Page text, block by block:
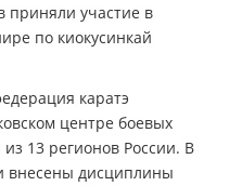
приняли участие в
по киокусинкай
каратэ
центре боевых
из 13 регионов России. В
внесены дисциплины